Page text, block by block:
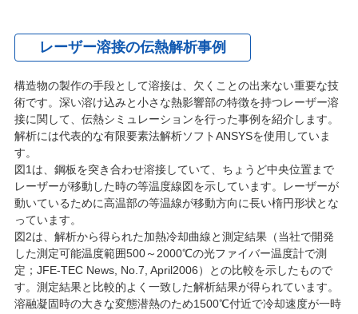
レーザー溶接の伝熱解析事例
構造物の製作の手段として溶接は、欠くことの出来ない重要な技
術です。深い溶け込みと小さな熱影響部の特徴を持つレーザー溶
接に関して、伝熱シミュレーションを行った事例を紹介します。
解析には代表的な有限要素法解析ソフトANSYSを使用していま
す。
図1は、鋼板を突き合わせ溶接していて、ちょうど中央位置まで
レーザーが移動した時の等温度線図を示しています。レーザーが
動いているために高温部の等温線が移動方向に長い楕円形状とな
っています。
図2は、解析から得られた加熱冷却曲線と測定結果（当社で開発
した測定可能温度範囲500～2000℃の光ファイバー温度計で測
定；JFE-TEC News, No.7, April2006）との比較を示したもので
す。測定結果と比較的よく一致した解析結果が得られています。
溶融凝固時の大きな変態潜熱のため1500℃付近で冷却速度が一時